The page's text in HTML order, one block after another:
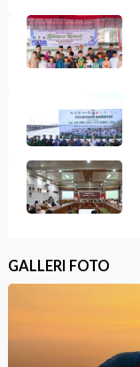
GALLERI FOTO